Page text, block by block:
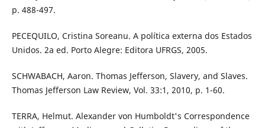
p. 488-497.
PECEQUILO, Cristina Soreanu. A política externa dos Estados
Unidos. 2a ed. Porto Alegre: Editora UFRGS, 2005.
SCHWABACH, Aaron. Thomas Jefferson, Slavery, and Slaves.
Thomas Jefferson Law Review, Vol. 33:1, 2010, p. 1-60.
TERRA, Helmut. Alexander von Humboldt's Correspondence